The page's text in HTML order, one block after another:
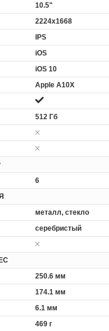
10.5"
2224x1668
IPS
iOS
iOS 10
Apple A10X
512 Гб
6
металл, стекло
серебристый
250.6 мм
174.1 мм
6.1 мм
469 г